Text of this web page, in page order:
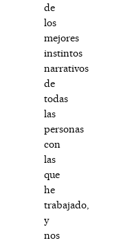
de
los
mejores
instintos
narrativos
de
todas
las
personas
con
las
que
he
trabajado,
y
nos